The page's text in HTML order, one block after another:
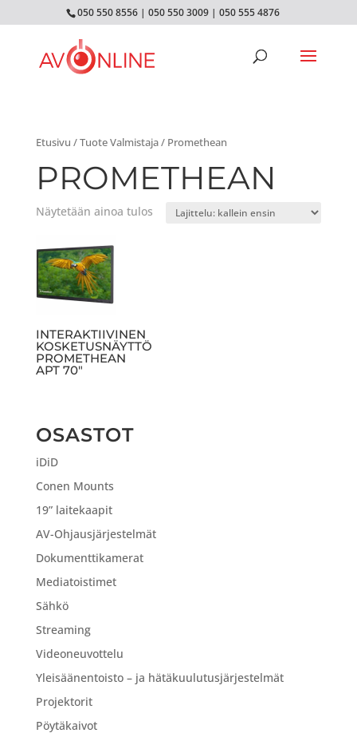
050 550 8556 |050 550 3009 |050 555 4876
Etusivu / Tuote Valmistaja / Promethean
PROMETHEAN
Näytetään ainoa tulos
INTERAKTIIVINEN
KOSKETUSNÄYTTÖ
PROMETHEAN
APT 70″
OSASTOT
iDiD
Conen Mounts
19” laitekaapit
AV-Ohjausjärjestelmät
Dokumenttikamerat
Mediatoistimet
Sähkö
Streaming
Videoneuvottelu
Yleisäänentoisto – ja hätäkuulutusjärjestelmät
Projektorit
Pöytäkaivot